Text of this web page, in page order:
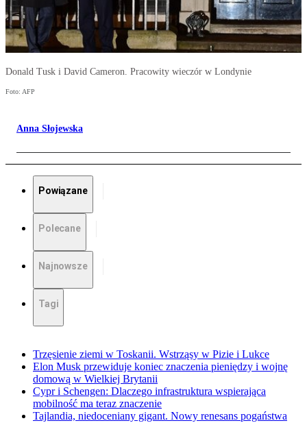
Donald Tusk i David Cameron. Pracowity wieczór w Londynie
Foto: AFP
Anna Słojewska
Powiązane
Polecane
Najnowsze
Tagi
Trzęsienie ziemi w Toskanii. Wstrząsy w Pizie i Lukce
Elon Musk przewiduje koniec znaczenia pieniędzy i wojnę
domową w Wielkiej Brytanii
Cypr i Schengen: Dlaczego infrastruktura wspierająca
mobilność ma teraz znaczenie
Tajlandia, niedoceniany gigant. Nowy renesans pogaństwa